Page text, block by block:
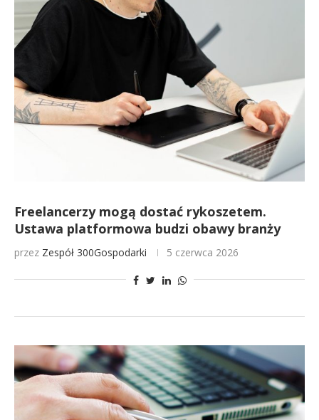
Freelancerzy mogą dostać rykoszetem.
Ustawa platformowa budzi obawy branży
przez Zespół 300Gospodarki 5 czerwca 2026